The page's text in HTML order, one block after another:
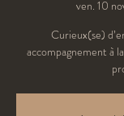
ven. 10
Curieux(se)
accompagnement à